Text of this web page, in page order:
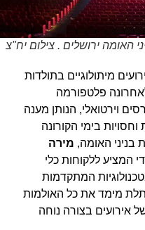
האומה ירושלים . צילום יח"צ
מיתולוגיים בתולדות
פלטפורמה
וירטואלי, הנותן מענה
בימי הקורונה
האומה,מירה
ללקוחות כלי
המתקדמות
מימד את כל האולמות
בצורה נוחה